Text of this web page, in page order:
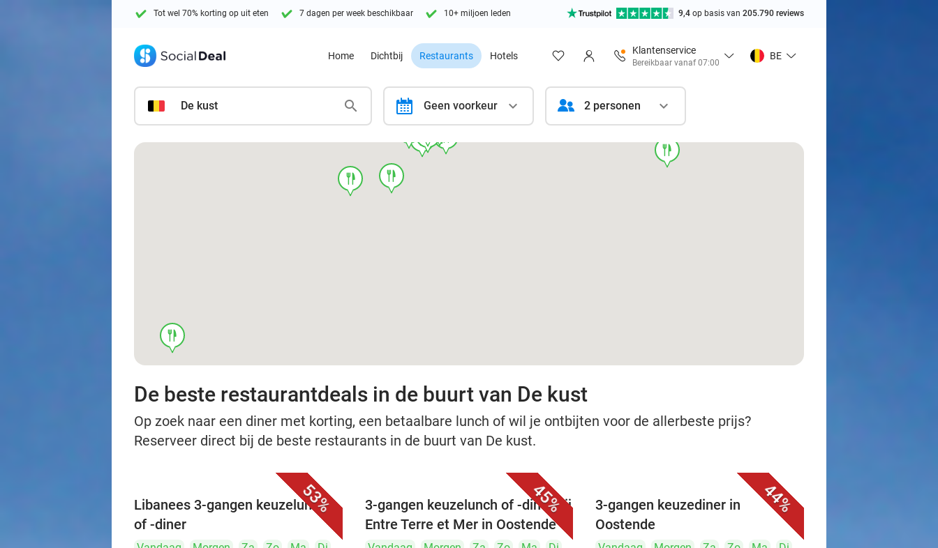
Tot wel 70% korting op uit eten 7 dagen per week beschikbaar 10+ miljoen leden 9,4 op basis van 205.790 reviews
Home Dichtbij Restaurants Hotels
Klantenservice
Bereikbaar vanaf 07:00
BE
De kust calendar Geen voorkeur 2 personen
food
food
food
food
food
food
food
food
food
De beste restaurantdeals in de buurt van De kust
Op zoek naar een diner met korting, een betaalbare lunch of wil je ontbijten voor de allerbeste prijs?
Reserveer direct bij de beste restaurants in de buurt van De kust.
53%
Libanees 3-gangen keuzelunch
of -diner
45%
3-gangen keuzelunch of -diner bij
Entre Terre et Mer in Oostende
44%
3-gangen keuzediner in
Oostende